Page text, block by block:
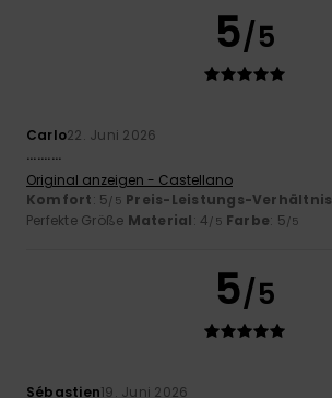
5/5
Carlo22. Juni 2026
..........
Original anzeigen - Castellano
Komfort: 5/5 Preis-Leistungs-Verhältnis
Perfekte Größe Material: 4/5 Farbe: 5/5
5/5
Sébastien19. Juni 2026